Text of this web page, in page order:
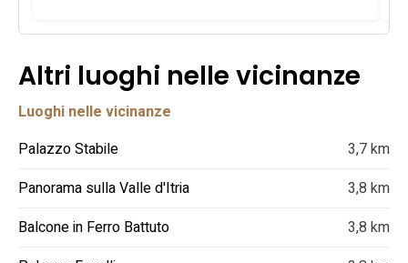
Altri luoghi nelle vicinanze
Luoghi nelle vicinanze
Palazzo Stabile
3,7 km
Panorama sulla Valle d'Itria
3,8 km
Balcone in Ferro Battuto
3,8 km